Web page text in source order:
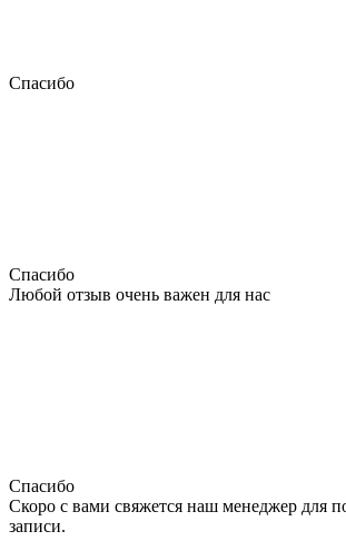
Спасибо
Спасибо
Любой отзыв очень важен для нас
Спасибо
Скоро с вами свяжется наш менеджер для
записи.